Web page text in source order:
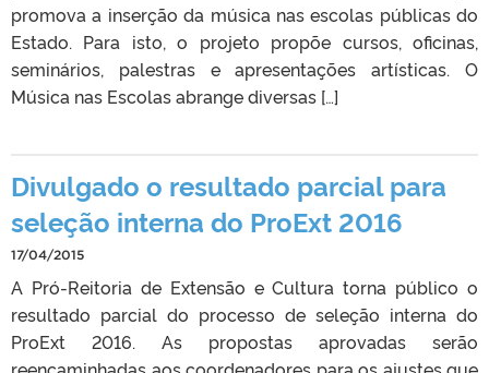
promova a inserção da música nas escolas públicas do
Estado. Para isto, o projeto propõe cursos, oficinas,
seminários, palestras e apresentações artísticas. O
Música nas Escolas abrange diversas […]
Divulgado o resultado parcial para
seleção interna do ProExt 2016
17/04/2015
A Pró-Reitoria de Extensão e Cultura torna público o
resultado parcial do processo de seleção interna do
ProExt 2016. As propostas aprovadas serão
reencaminhadas aos coordenadores para os ajustes que